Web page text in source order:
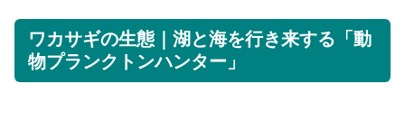
ワカサギの生態｜湖と海を行き来する「動
物プランクトンハンター」